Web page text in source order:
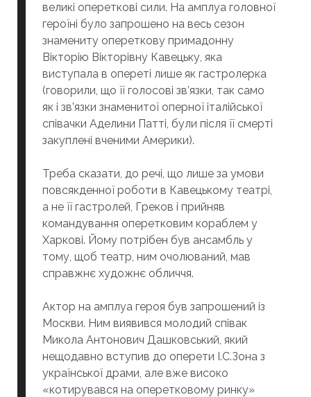
великі опереткові сили. На амплуа головної
героїні було запрошено на весь сезон
знамениту опереткову примадонну
Вікторію Вікторівну Кавецьку, яка
виступала в опереті лише як гастролерка
(говорили, що її голосові зв’язки, так само
як і зв’язки знаменитої оперної італійської
співачки Аделини Патті, були після її смерті
закуплені вченими Америки).
Треба сказати, до речі, що лише за умови
повсякденної роботи в Кавецькому театрі,
а не її гастролей, Греков і прийняв
командування оперетковим кораблем у
Харкові. Йому потрібен був ансамбль у
тому, щоб театр, ним очолюваний, мав
справжнє художнє обличчя.
Актор на амплуа героя був запрошений із
Москви. Ним виявився молодий співак
Микола Антонович Дашковський, який
нещодавно вступив до оперети І.С.Зона з
української драми, але вже високо
«котирувався на оперетковому ринку»